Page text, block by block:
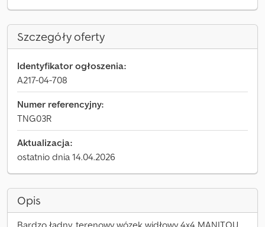
Szczegóły oferty
Identyfikator ogłoszenia:
A217-04-708
Numer referencyjny:
TNG03R
Aktualizacja:
ostatnio dnia 14.04.2026
Opis
Bardzo ładny, terenowy wózek widłowy 4x4 MANITOU